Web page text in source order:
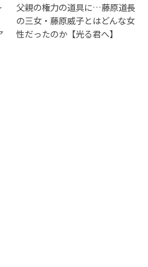
父親の権力の道具に…藤原道長
の三女・藤原威子とはどんな女
性だったのか【光る君へ】